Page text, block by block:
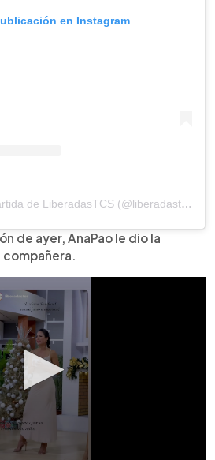
en Instagram
Una publicación compartida de LiberadasTCS (@liberadastcs)
de ayer, AnaPao le dio la
compañera.